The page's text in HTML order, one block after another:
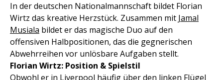
In der deutschen Nationalmannschaft bildet Florian
Wirtz das kreative Herzstück. Zusammen mit Jamal
Musiala bildet er das magische Duo auf den
offensiven Halbpositionen, das die gegnerischen
Abwehrreihen vor unlösbare Aufgaben stellt.
Florian Wirtz: Position & Spielstil
Obwohl er in Liverpool häufig über den linken Flügel